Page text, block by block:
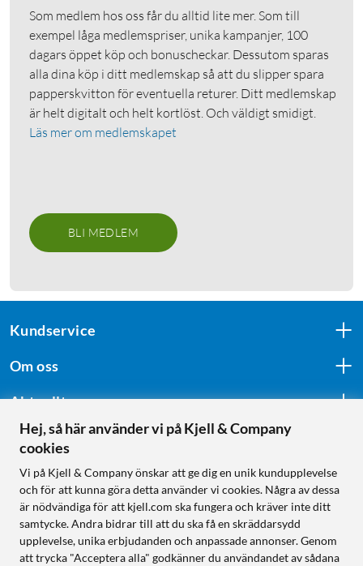
Som medlem hos oss får du alltid lite mer. Som till
exempel låga medlemspriser, unika kampanjer, 100
dagars öppet köp och bonuscheckar. Dessutom sparas
alla dina köp i ditt medlemskap så att du slipper spara
papperskvitton för eventuella returer. Ditt medlemskap
är helt digitalt och helt kortlöst. Och väldigt smidigt.
Läs mer om medlemskapet
BLI MEDLEM
Kundservice
Om oss
Aktuellt
Följ oss
Handla från:
Sverige
Hej, så här använder vi på Kjell & Company
cookies
Vi på Kjell & Company önskar att ge dig en unik kundupplevelse
och för att kunna göra detta använder vi cookies. Några av dessa
är nödvändiga för att kjell.com ska fungera och kräver inte ditt
samtycke. Andra bidrar till att du ska få en skräddarsydd
upplevelse, unika erbjudanden och anpassade annonser. Genom
att trycka "Acceptera alla" godkänner du användandet av sådana